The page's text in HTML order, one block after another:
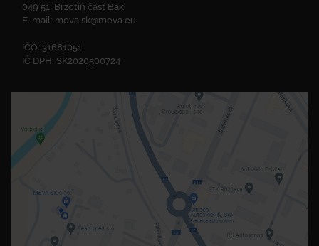
049 51, Brzotín časť Bak
E-mail: meva.sk@meva.eu
IČO: 31681051
IČ DPH: SK2020500724